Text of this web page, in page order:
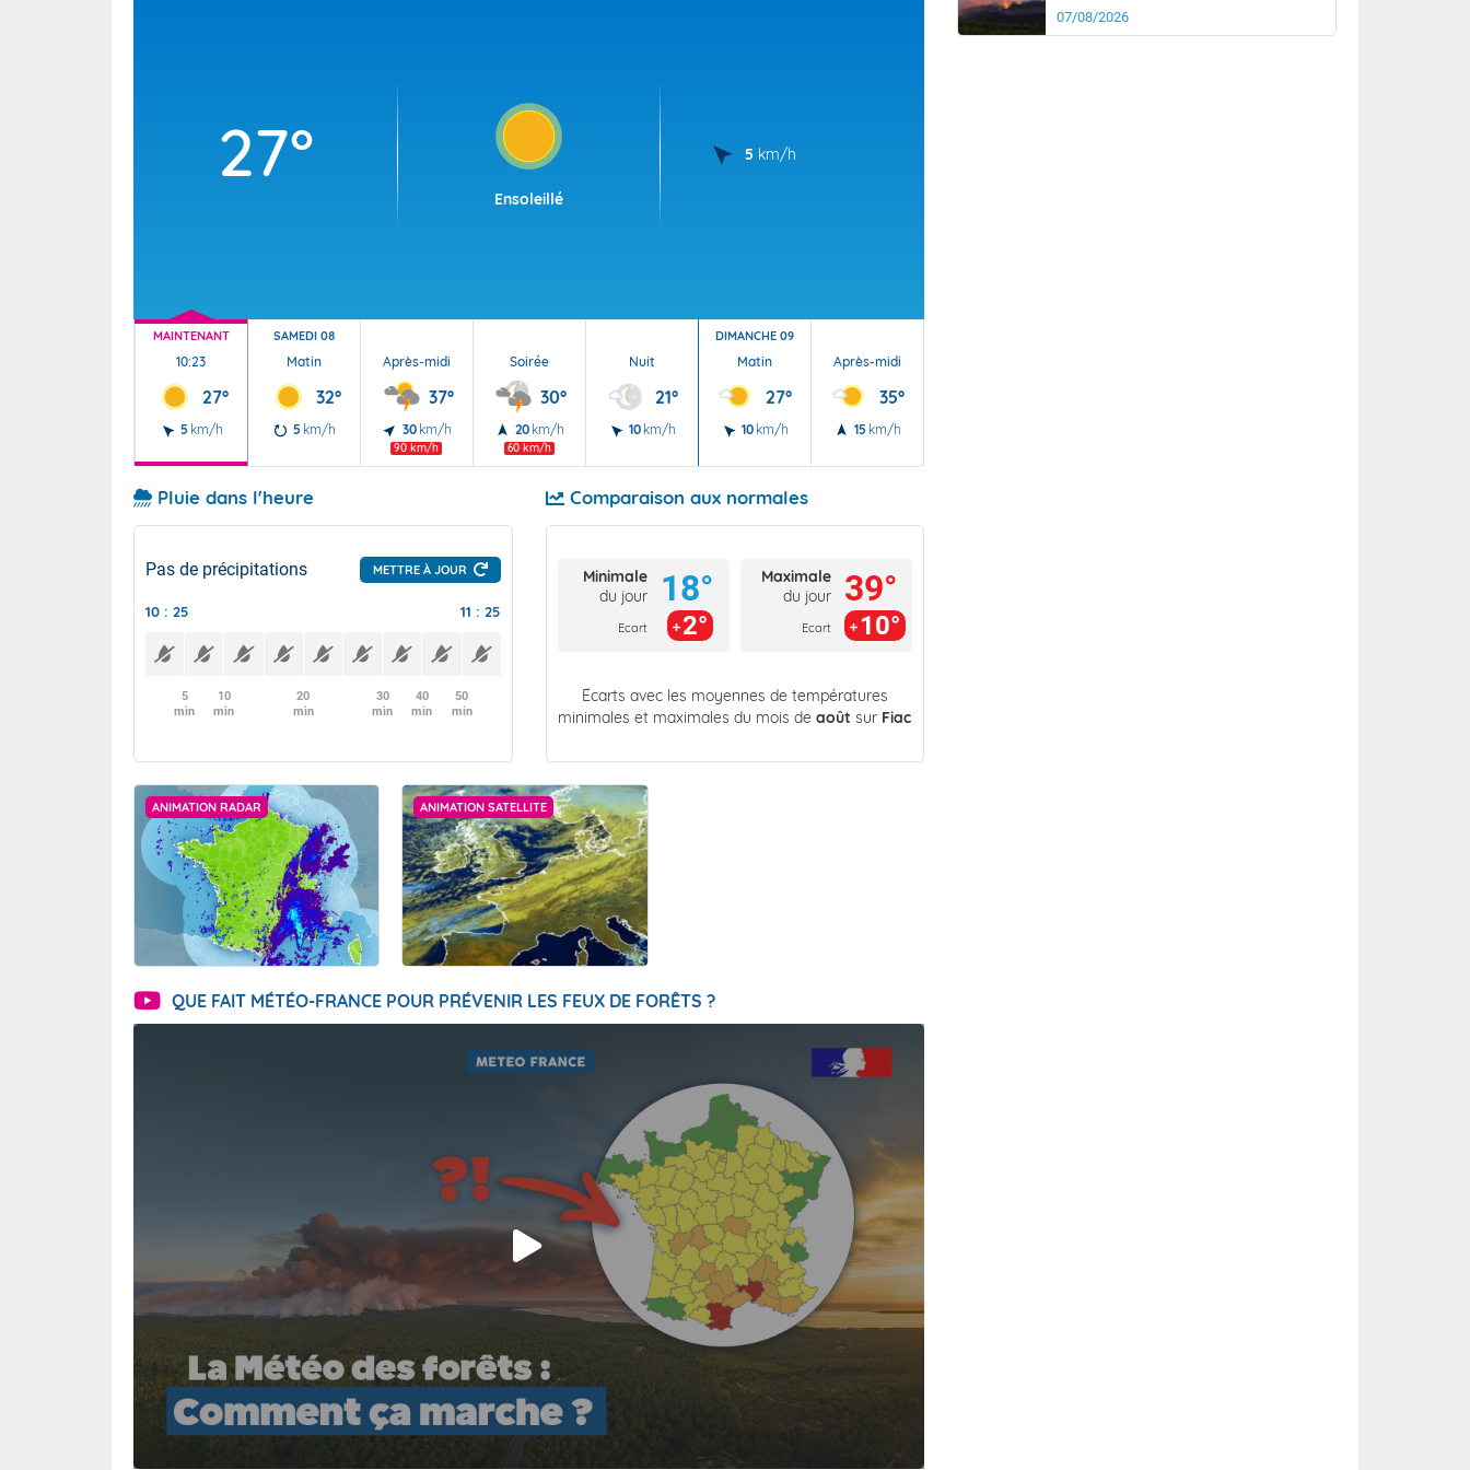
27°
Ensoleillé
5 km/h
MAINTENANT
10:23
27°
5 km/h
SAMEDI 08
Matin
32°
5 km/h
Après-midi
37°
30 km/h
90 km/h
Soirée
30°
20 km/h
60 km/h
Nuit
21°
10 km/h
DIMANCHE 09
Matin
27°
10 km/h
Après-midi
35°
15 km/h
Pluie dans l'heure
Pas de précipitations METTRE À JOUR
10 : 25 11 : 25
5
min
10
min
20
min
30
min
40
min
50
min
Comparaison aux normales
Minimale
du jour
Ecart
18°
2°
Maximale
du jour
Ecart
39°
10°
Écarts avec les moyennes de températures
minimales et maximales du mois deaoût sur Fiac
ANIMATION RADAR ANIMATION SATELLITE
QUE FAIT MÉTÉO-FRANCE POUR PRÉVENIR LES FEUX DE FORÊTS ?
07/08/2026